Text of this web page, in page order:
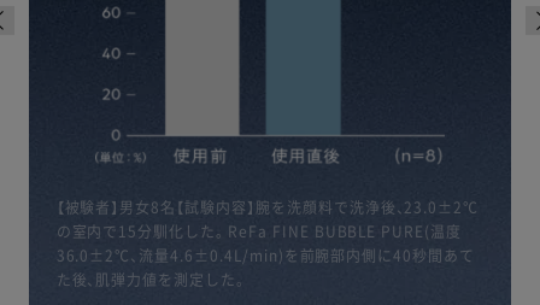
【被験者】男女8名【試験内容】腕を洗顔料で洗浄後、23.0±2℃
の室内で15分馴化した。ReFa FINE BUBBLE PURE(温度
36.0±2℃、流量4.6±0.4L/min)を前腕部内側に40秒間あて
た後、肌弾力値を測定した。